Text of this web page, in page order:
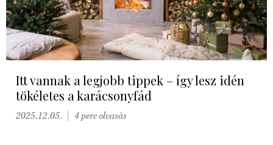
Itt vannak a legjobb tippek – így lesz idén
tökéletes a karácsonyfád
2025.12.05. 4 perc olvasás